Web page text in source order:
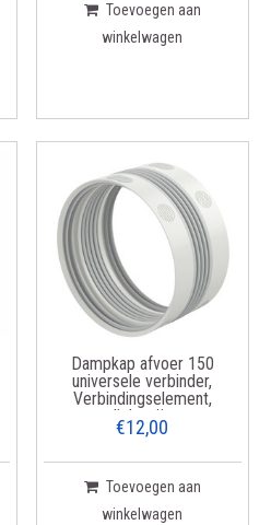
Toevoegen aan
winkelwagen
Dampkap afvoer 150
universele verbinder,
Verbindingselement,
lichtgrijs
€12,00
Toevoegen aan
winkelwagen